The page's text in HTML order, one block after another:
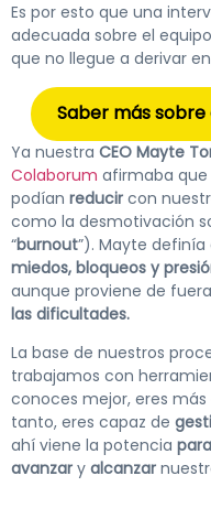
Es por esto que una
adecuada sobre el
que no llegue a derivar
Saber más
Ya nuestra CEO Mayte
Colaborum afirmaba que
podían reducir con
como la desmotivación
“burnout”). Mayte definía
miedos, bloqueos y
aunque proviene de
las dificultades.
La base de nuestros
trabajamos con
conoces mejor, eres
tanto, eres capaz de
ahí viene la potencia
avanzar y alcanzar